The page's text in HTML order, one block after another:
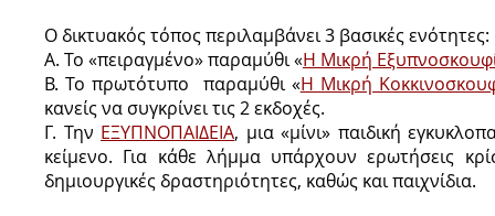
O δικτυακός τόπος περιλαμβάνει 3 βασικές ενότητες:
Α. Το «πειραγμένο» παραμύθι «Η Μικρή
Β. Το πρωτότυπο παραμύθι «Η Μικρή
κανείς να συγκρίνει τις 2 εκδοχές.
Γ. Την ΕΞΥΠΝΟΠΑΙΔΕΙΑ, μια «μίνι» παιδική
κείμενο. Για κάθε λήμμα υπάρχουν ερωτήσεις
δημιουργικές δραστηριότητες, καθώς και παιχνίδια.